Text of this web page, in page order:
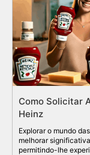
Como Solicitar
Heinz
Explorar o mundo
melhorar
permitindo-lhe